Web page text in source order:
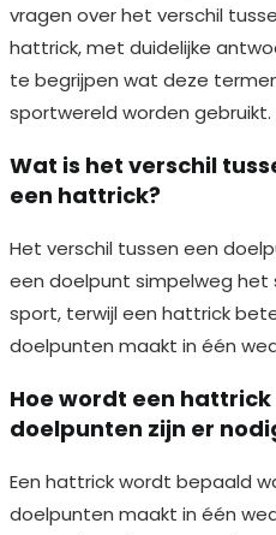
vragen over het verschil
hattrick, met duidelijke
te begrijpen wat deze
sportwereld worden gebruikt.
Wat is het verschil
een hattrick?
Het verschil tussen een
een doelpunt simpelweg het
sport, terwijl een hattrick
doelpunten maakt in één
Hoe wordt een
doelpunten zijn er
Een hattrick wordt bepaald
doelpunten maakt in één